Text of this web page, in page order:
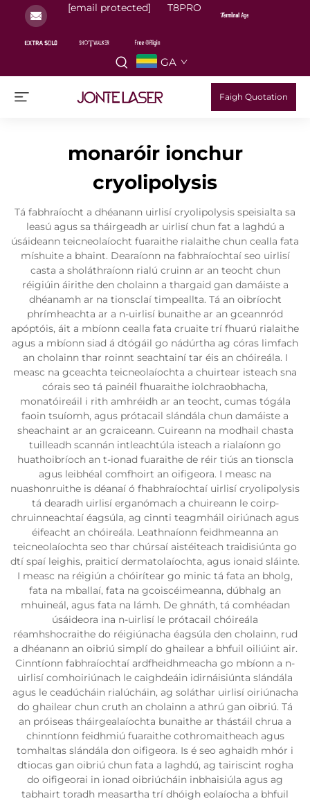
[email protected] T8PRO
GA
Faigh Quotation
monaróir ionchur
cryolipolysis
Tá fabhraíocht a dhéanann uirlisí cryolipolysis speisialta sa
leasú agus sa tháirgeadh ar uirlisí chun fat a laghdú a
úsáideann teicneolaíocht fuaraithe rialaithe chun cealla fata
míshuite a bhaint. Dearaíonn na fabhraíochtaí seo uirlisí
casta a sholáthraíonn rialú cruinn ar an teocht chun
réigiúin áirithe den cholainn a thargaid gan damáiste a
dhéanamh ar na tionsclaí timpeallta. Tá an oibríocht
phrímheachta ar a n-uirlisí bunaithe ar an gceannród
apóptóis, áit a mbíonn cealla fata cruaite trí fhuarú rialaithe
agus a mbíonn siad á dtógáil go nádúrtha ag córas limfach
an cholainn thar roinnt seachtainí tar éis an chóireála. I
measc na gceachta teicneolaíochta a chuirtear isteach sna
córais seo tá painéil fhuaraithe iolchraobhacha,
monatóireáil i rith amhréidh ar an teocht, cumas tógála
faoin tsuíomh, agus prótacail slándála chun damáiste a
sheachaint ar an gcraiceann. Cuireann na modhail chasta
tuilleadh scannán intleachtúla isteach a rialaíonn go
huathoibríoch an t-ionad fuaraithe de réir tiús an tionscla
agus leibhéal comfhoirt an oifigeora. I measc na
nuashonruithe is déanaí ó fhabhraíochtaí uirlisí cryolipolysis
tá dearadh uirlisí erganómach a chuireann le coirp-
chruinneachtaí éagsúla, ag cinnti teagmháil oiriúnach agus
éifeacht an chóireála. Leathnaíonn feidhmeanna an
teicneolaíochta seo thar chúrsaí aistéiteach traidisiúnta go
dtí spaí leighis, praiticí dermatolaíochta, agus ionaid sláinte.
I measc na réigiún a chóirítear go minic tá fata an bholg,
fata na mballaí, fata na gcoiscéimeanna, dúbhalg an
mhuineál, agus fata na lámh. De ghnáth, tá comhéadan
úsáideora ina n-uirlisí le prótacail chóireála
réamhshocraithe do réigiúnacha éagsúla den cholainn, rud
a dhéanann an oibriú simplí do ghailear a bhfuil oiliúint air.
Cinntíonn fabhraíochtaí ardfheidhmeacha go mbíonn a n-
uirlisí comhoiriúnach le caighdeáin idirnáisiúnta slándála
agus le ceadúcháin rialúcháin, ag soláthar uirlisí oiriúnacha
do ghailear chun cruth an cholainn a athrú gan oibriú. Tá
an próiseas tháirgealaíochta bunaithe ar thástáil chrua a
chinntíonn feidhmiú fuaraithe cothromaitheach agus
tomhaltas slándála don oifigeora. Is é seo aghaidh mhór i
dtiocas gan oibriú chun fata a laghdú, ag tairiscint rogha
do oifigeorai in ionad oibriúcháin inbhaisiúla agus ag
tabhairt toradh measartha trí dhóigh eolaíocha a bhfuil